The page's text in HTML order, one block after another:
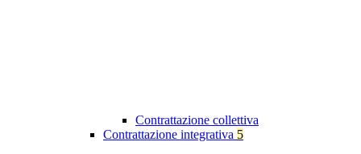
Contrattazione collettiva
Contrattazione integrativa 5